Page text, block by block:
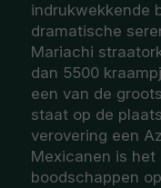
indrukwekkende
dramatische
Mariachi
dan 5500
een van de
staat op de
verovering een
Mexicanen is het
boodschappen